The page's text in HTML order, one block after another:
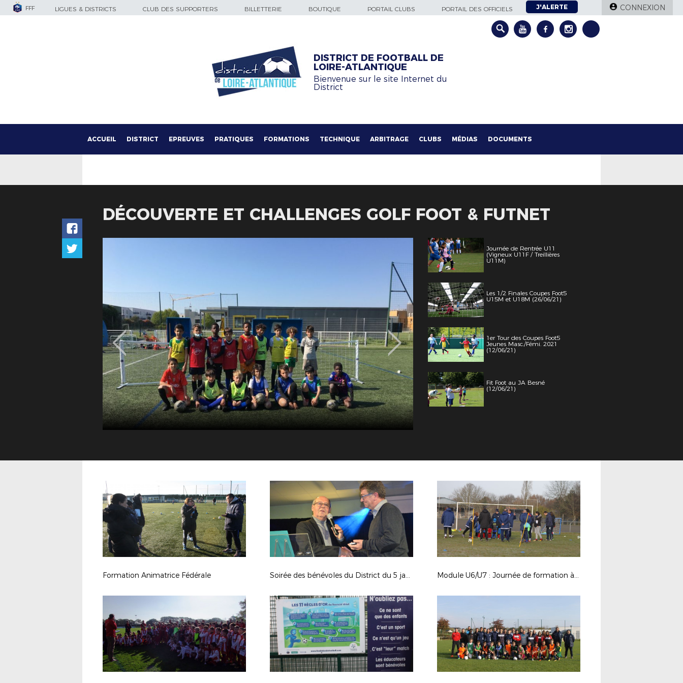
FFF LIGUES & DISTRICTS CLUB DES SUPPORTERS BILLETTERIE BOUTIQUE PORTAIL CLUBS PORTAIL DES OFFICIELS J'ALERTE CONNEXION
DISTRICT DE FOOTBALL DE
LOIRE-ATLANTIQUE
Bienvenue sur le site Internet du
District
ACCUEIL DISTRICT EPREUVES PRATIQUES FORMATIONS TECHNIQUE ARBITRAGE CLUBS MÉDIAS DOCUMENTS
DÉCOUVERTE ET CHALLENGES GOLF FOOT & FUTNET
Journée de Rentrée U11
(Vigneux U11F / Treillières
U11M)
Les 1/2 Finales Coupes Foot5
U15M et U18M (26/06/21)
1er Tour des Coupes Foot5
Jeunes Masc./Fémi. 2021
(12/06/21)
Fit Foot au JA Besné
(12/06/21)
Formation Animatrice Fédérale Soirée des bénévoles du District du 5 janvier 2018 Module U6/U7 : Journée de formation à La Chevrolière